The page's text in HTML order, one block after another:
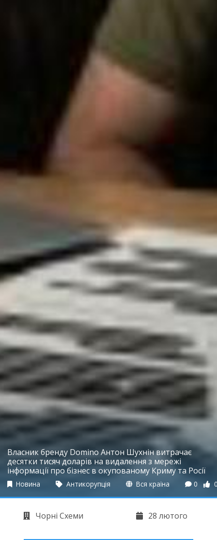
Власник бренду Domino Антон Шухнін витрачає
десятки тисяч доларів на видалення з мережі
інформації про бізнес в окупованому Криму та Росії
Новина Антикорупція Вся країна 0
Чорні Схеми 28 лютого